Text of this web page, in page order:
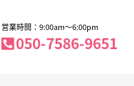
営業時間：9:00am～6:00pm
050-7586-9651